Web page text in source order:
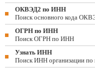
ОКВЭД2 по ИНН
Поиск основного кода
ОГРН по ИНН
Поиск ОГРН по ИНН
Узнать ИНН
Поиск ИНН организации